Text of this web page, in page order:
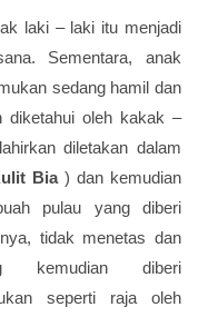
laki – laki itu menjadi
Sementara, anak
sedang hamil dan
diketahui oleh kakak –
diletakan dalam
Bia) dan kemudian
pulau yang diberi
tidak menetas dan
kemudian diberi
seperti raja oleh